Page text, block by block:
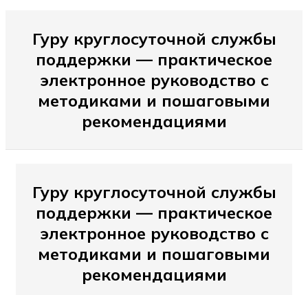
Гуру круглосуточной службы
поддержки — практическое
электронное руководство с
методиками и пошаговыми
рекомендациями
Гуру круглосуточной службы
поддержки — практическое
электронное руководство с
методиками и пошаговыми
рекомендациями